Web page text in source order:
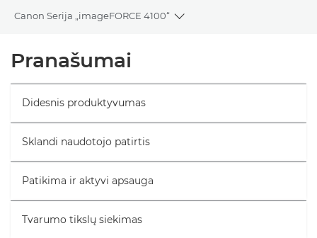
Canon Serija „imageFORCE 4100“
Toggle breadcrumbs
Bendrieji duomenys
Specifikacijos
Pranašumai
Didesnis produktyvumas
Sklandi naudotojo patirtis
Patikima ir aktyvi apsauga
Tvarumo tikslų siekimas